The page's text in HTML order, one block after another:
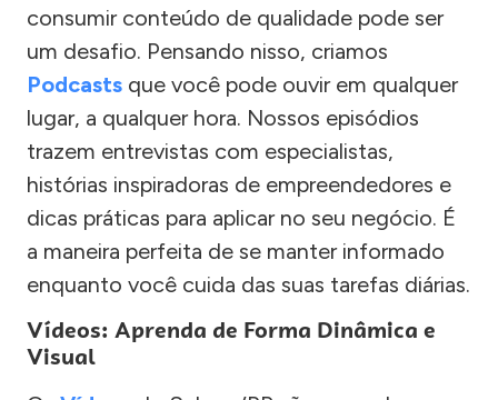
consumir conteúdo de qualidade pode ser
um desafio. Pensando nisso, criamos
Podcasts que você pode ouvir em qualquer
lugar, a qualquer hora. Nossos episódios
trazem entrevistas com especialistas,
histórias inspiradoras de empreendedores e
dicas práticas para aplicar no seu negócio. É
a maneira perfeita de se manter informado
enquanto você cuida das suas tarefas diárias.
Vídeos: Aprenda de Forma Dinâmica e
Visual